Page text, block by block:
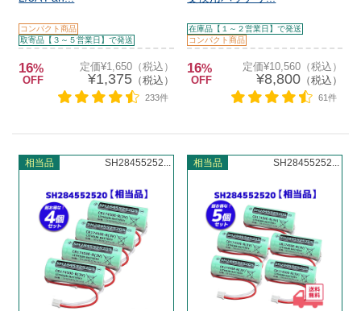
コンパクト商品
取寄品【３～５営業日】で発送
16%
OFF
定価¥1,650（税込）
¥1,375（税込）
233件
在庫品【１～２営業日】で発送
コンパクト商品
16%
OFF
定価¥10,560（税込）
¥8,800（税込）
61件
相当品 SH28455252... 相当品 SH28455252...